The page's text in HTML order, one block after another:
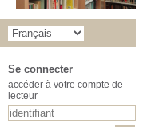
Se connecter
accéder à votre compte de
lecteur